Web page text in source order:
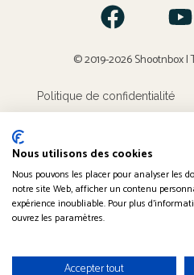
© 2019-2026 Shootnbox |
Politique de confidentialité
Nous utilisons des cookies
Nous pouvons les placer pour analyser les
notre site Web, afficher un contenu
expérience inoubliable. Pour plus
ouvrez les paramètres.
Accepter tout